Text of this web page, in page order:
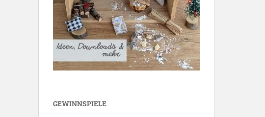
GEWINNSPIELE